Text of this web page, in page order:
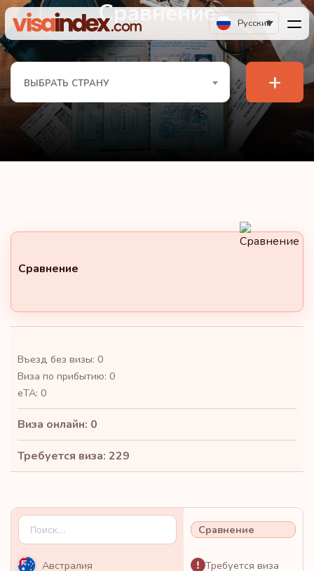
Русский
Сравнение
ВЫБРАТЬ СТРАНУ +
Сравнение
Въезд без визы: 0
Виза по прибытию: 0
eTA: 0
Виза онлайн: 0
Требуется виза: 229
Сравнение
Австралия Требуется виза